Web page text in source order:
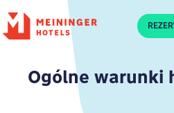
P
Ogólne warunki